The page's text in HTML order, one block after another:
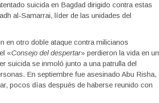
suicida en Bagdad dirigido contra estas
al-Samarrai, líder de las unidades del
en otro doble ataque contra milicianos
«Consejo del despertar» perdieron la vida en un
suicida se inmoló junto a una patrulla del
En septiembre fue asesinado Abu Risha,
pocos días después de haberse reunido con